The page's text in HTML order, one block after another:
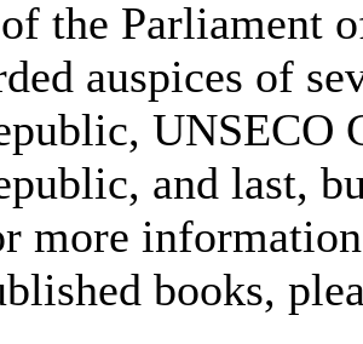
the Parliament
auspices of
UNSECO
and last,
more
books,